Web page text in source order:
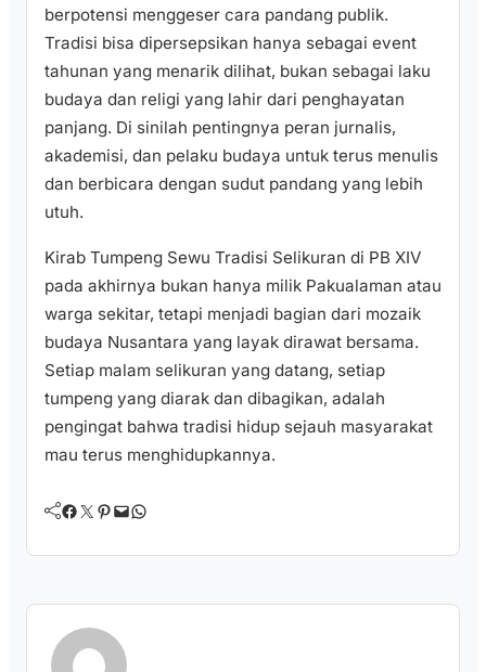
berpotensi menggeser cara pandang publik.
Tradisi bisa dipersepsikan hanya sebagai event
tahunan yang menarik dilihat, bukan sebagai laku
budaya dan religi yang lahir dari penghayatan
panjang. Di sinilah pentingnya peran jurnalis,
akademisi, dan pelaku budaya untuk terus menulis
dan berbicara dengan sudut pandang yang lebih
utuh.
Kirab Tumpeng Sewu Tradisi Selikuran di PB XIV
pada akhirnya bukan hanya milik Pakualaman atau
warga sekitar, tetapi menjadi bagian dari mozaik
budaya Nusantara yang layak dirawat bersama.
Setiap malam selikuran yang datang, setiap
tumpeng yang diarak dan dibagikan, adalah
pengingat bahwa tradisi hidup sejauh masyarakat
mau terus menghidupkannya.
Facebook Twitter Pinterest Mail WhatsApp